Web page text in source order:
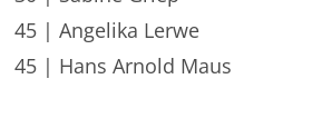
45 | Angelika Lerwe
45 | Hans Arnold Maus